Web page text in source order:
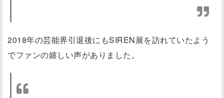
2018年の芸能界引退後にもSIREN展を訪れていたよう
でファンの嬉しい声がありました。